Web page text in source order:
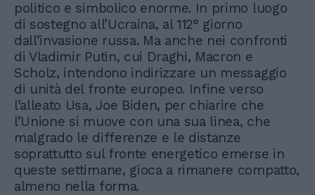
politico e simbolico enorme. In primo luogo
di sostegno all’Ucraina, al 112° giorno
dall’invasione russa. Ma anche nei confronti
di Vladimir Putin, cui Draghi, Macron e
Scholz, intendono indirizzare un messaggio
di unità del fronte europeo. Infine verso
l’alleato Usa, Joe Biden, per chiarire che
l’Unione si muove con una sua linea, che
malgrado le differenze e le distanze
soprattutto sul fronte energetico emerse in
queste settimane, gioca a rimanere compatto,
almeno nella forma.